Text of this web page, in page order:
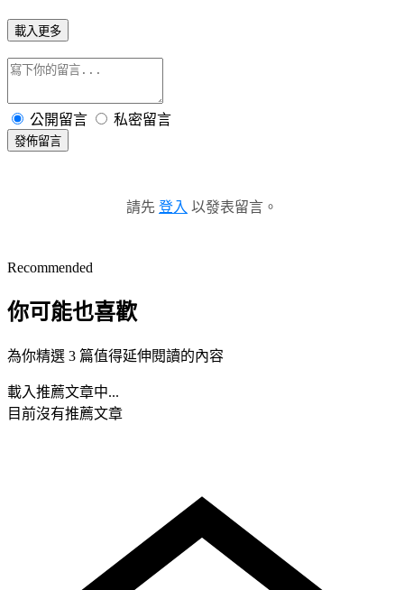
載入更多
公開留言 私密留言
發佈留言
請先 登入 以發表留言。
Recommended
你可能也喜歡
為你精選 3 篇值得延伸閱讀的內容
載入推薦文章中...
目前沒有推薦文章